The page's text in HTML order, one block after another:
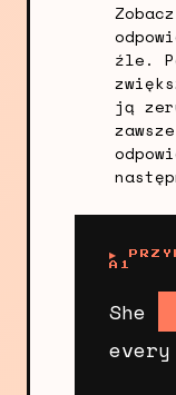
źle.
ją
▶
A1
She